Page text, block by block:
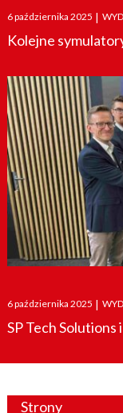
Posted
on
6 października 2025 |
Kolejne
Posted
on
6 października 2025 |
SP Tech
Strony